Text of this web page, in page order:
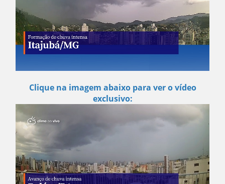
Clique na imagem abaixo para ver o vídeo
exclusivo: